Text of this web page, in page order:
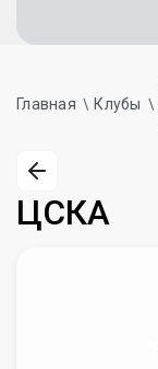
Главная Клубы
ЦСКА